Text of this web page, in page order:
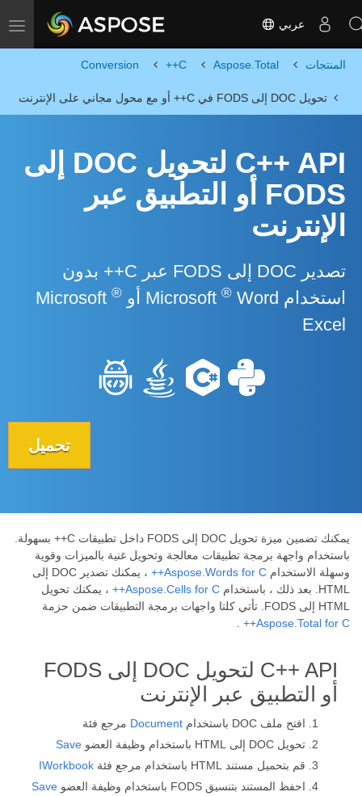
Toggle navigation عربي
المنتجات Aspose.Total
C++
Conversion
تحويل DOC إلى FODS في C++ أو مع محول مجاني على الإنترنت
C++ API لتحويل DOC إلى
FODS أو التطبيق عبر
الإنترنت
تصدير DOC إلى FODS عبر C++ بدون
استخدام Microsoft
® Word أو Microsoft ®
Excel
تحميل
يمكنك تضمين ميزة تحويل DOC إلى FODS داخل تطبيقات C++ بسهولة.
باستخدام واجهة برمجة تطبيقات معالجة وتحويل غنية بالميزات وقوية
وسهلة الاستخدام Aspose.Words for C++
، يمكنك تصدير DOC إلى
HTML. بعد ذلك ، باستخدام
Aspose.Cells for C++
، يمكنك تحويل
HTML إلى FODS. تأتي كلتا واجهات برمجة التطبيقات ضمن حزمة
Aspose.Total for C++
C++ API لتحويل DOC إلى FODS
أو التطبيق عبر الإنترنت
افتح ملف DOC باستخدام Document مرجع فئة
تحويل DOC إلى HTML باستخدام وظيفة العضو
Save
قم بتحميل مستند HTML باستخدام مرجع فئة
IWorkbook
احفظ المستند بتنسيق FODS باستخدام وظيفة العضو
Save